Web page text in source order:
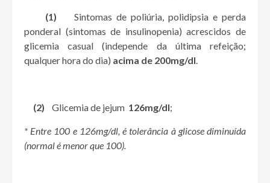
(1)
Sintomas de poliúria, polidipsia e perda
ponderal (sintomas de insulinopenia) acrescidos de
glicemia casual (independe da última refeição;
qualquer hora do dia) acima de 200mg/dl.
(2) Glicemia de jejum 126mg/dl;
* Entre 100 e 126mg/dl, é tolerância à glicose diminuída
(normal é menor que 100).